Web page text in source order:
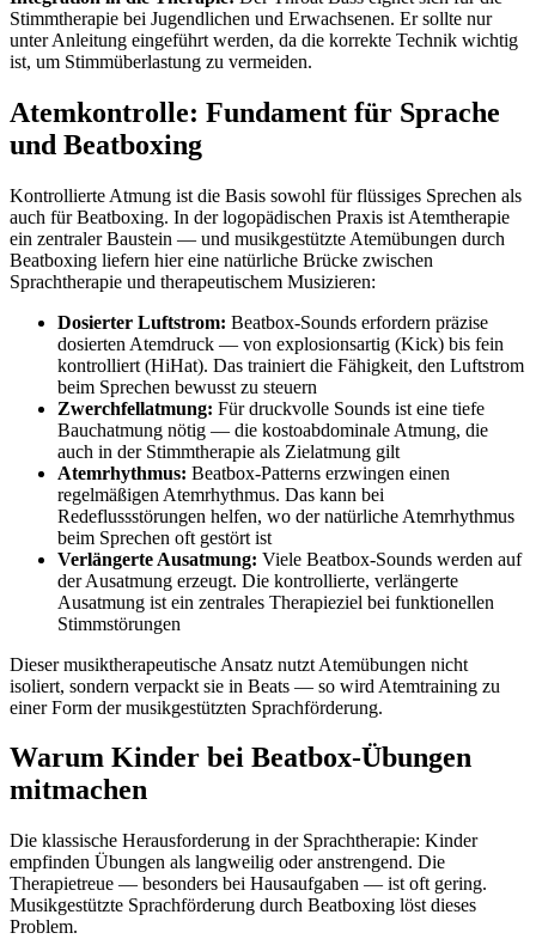
Stimmtherapie bei Jugendlichen und Erwachsenen. Er sollte nur
unter Anleitung eingeführt werden, da die korrekte Technik wichtig
ist, um Stimmüberlastung zu vermeiden.
Atemkontrolle: Fundament für Sprache
und Beatboxing
Kontrollierte Atmung ist die Basis sowohl für flüssiges Sprechen als
auch für Beatboxing. In der logopädischen Praxis ist Atemtherapie
ein zentraler Baustein — und musikgestützte Atemübungen durch
Beatboxing liefern hier eine natürliche Brücke zwischen
Sprachtherapie und therapeutischem Musizieren:
Dosierter Luftstrom: Beatbox-Sounds erfordern präzise
dosierten Atemdruck — von explosionsartig (Kick) bis fein
kontrolliert (HiHat). Das trainiert die Fähigkeit, den Luftstrom
beim Sprechen bewusst zu steuern
Zwerchfellatmung: Für druckvolle Sounds ist eine tiefe
Bauchatmung nötig — die kostoabdominale Atmung, die
auch in der Stimmtherapie als Zielatmung gilt
Atemrhythmus: Beatbox-Patterns erzwingen einen
regelmäßigen Atemrhythmus. Das kann bei
Redeflussstörungen helfen, wo der natürliche Atemrhythmus
beim Sprechen oft gestört ist
Verlängerte Ausatmung: Viele Beatbox-Sounds werden auf
der Ausatmung erzeugt. Die kontrollierte, verlängerte
Ausatmung ist ein zentrales Therapieziel bei funktionellen
Stimmstörungen
Dieser musiktherapeutische Ansatz nutzt Atemübungen nicht
isoliert, sondern verpackt sie in Beats — so wird Atemtraining zu
einer Form der musikgestützten Sprachförderung.
Warum Kinder bei Beatbox-Übungen
mitmachen
Die klassische Herausforderung in der Sprachtherapie: Kinder
empfinden Übungen als langweilig oder anstrengend. Die
Therapietreue — besonders bei Hausaufgaben — ist oft gering.
Musikgestützte Sprachförderung durch Beatboxing löst dieses
Problem.